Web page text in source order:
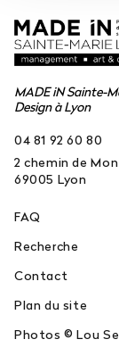
MADE iN Sainte-
Design à Lyon
04 81 92 60 80
2 chemin de
69005 Lyon
FAQ
Recherche
Contact
Plan du site
Photos © Lou